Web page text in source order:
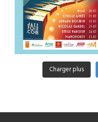
Charger plus